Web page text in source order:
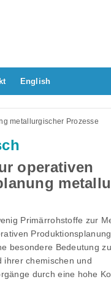
English
metallurgischer Prozesse
operativen
Primärrohstoffe zur
besondere Bedeutung
ihrer chemischen und
durch eine hohe